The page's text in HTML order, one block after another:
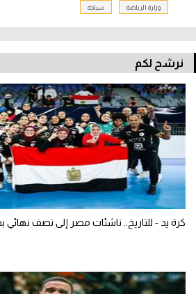
وزارة الرياضة سباحة
نرشح لكم
كرة يد - للتاريخ.. ناشئات مصر إلى نصف نهائي